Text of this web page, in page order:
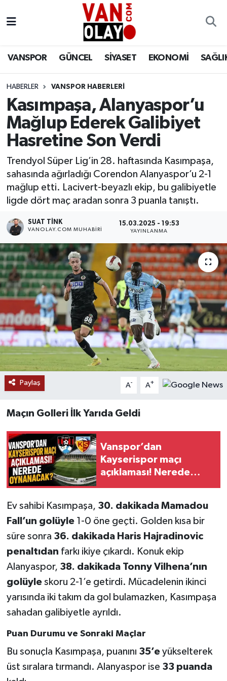
VANSPOR GÜNCEL SİYASET EKONOMİ
HABERLER VANSPOR HABERLERİ
Kasımpaşa, Alanyaspor’u
Mağlup Ederek Galibiyet
Hasretine Son Verdi
Trendyol Süper Lig’in 28. haftasında Kasımpaşa,
sahasında ağırladığı Corendon Alanyaspor’u 2-1
mağlup etti. Lacivert-beyazlı ekip, bu galibiyetle
ligde dört maç aradan sonra 3 puanla tanıştı.
SUAT TINK
VANOLAY.COM MUHABIRI
15.03.2025 - 19:53
YAYINLANMA
Paylaş A- A+
Maçın Golleri İlk Yarıda Geldi
Vanspor’dan
Kayserispor maçı
açıklaması! Nerede
Ev sahibi Kasımpaşa, 30. dakikada Mamadou
Fall’un golüyle1-0 öne geçti. Golden kısa bir
süre sonra 36. dakikada Haris Hajradinovic
penaltıdan farkı ikiye çıkardı. Konuk ekip
Alanyaspor, 38. dakikada Tonny Vilhena’nın
golüyleskoru 2-1’e getirdi. Mücadelenin ikinci
yarısında iki takım da gol bulamazken, Kasımpaşa
sahadan galibiyetle ayrıldı.
Puan Durumu ve Sonraki Maçlar
Bu sonuçla Kasımpaşa, puanını 35’eyükselterek
üst sıralara tırmandı. Alanyaspor ise 33 puanda
Siyaset
Ekonomi
Sağlık
Eğitim
Bilim & Teknoloji
Dünya
RESMİ İLANLAR
Van Nöbetçi Eczaneler
Van Namaz Vakitleri
Van Trafik Yoğunluk Haritası
Süper Lig Puan Durumu ve Fikstür
Tüm Manşetler
Son Dakika Haberleri
Haber Arşivi